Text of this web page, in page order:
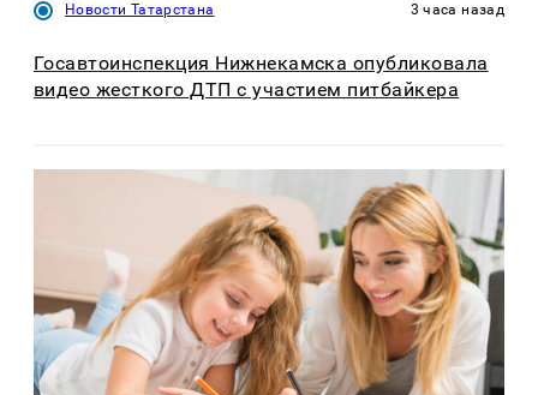
Новости Татарстана 3 часа назад
Госавтоинспекция Нижнекамска опубликовала
видео жесткого ДТП с участием питбайкера